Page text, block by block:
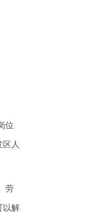
位
区人
劳
以解